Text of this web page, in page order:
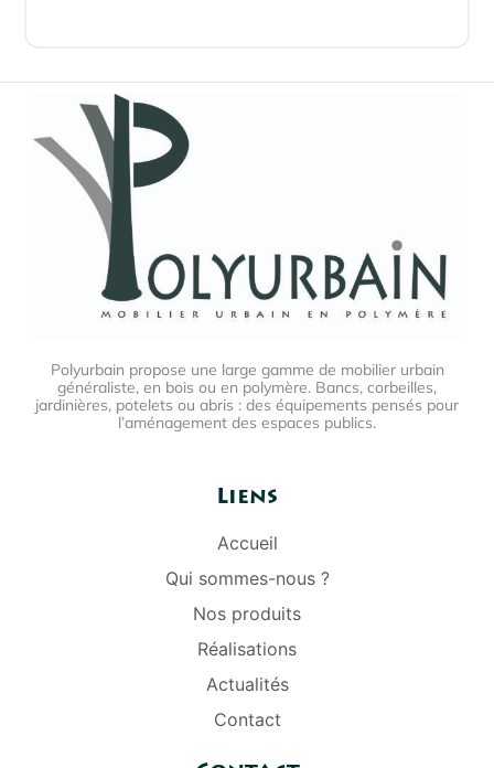
Polyurbain propose une large gamme de mobilier urbain
généraliste, en bois ou en polymère. Bancs, corbeilles,
jardinières, potelets ou abris : des équipements pensés pour
l’aménagement des espaces publics.
Liens
Accueil
Qui sommes-nous ?
Nos produits
Réalisations
Actualités
Contact